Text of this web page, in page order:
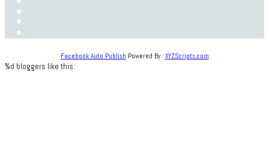
Facebook Auto Publish Powered By : XYZScripts.com
%d bloggers like this: